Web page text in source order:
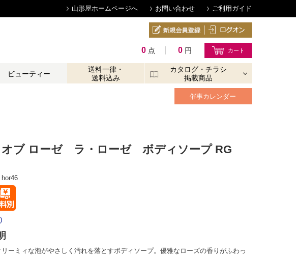
山形屋ホームページへ お問い合わせ ご利用ガイド
0 点 0 円
ビューティー
送料一律・
送料込み
カタログ・チラシ
掲載商品
催事カレンダー
オブ ローゼ ラ・ローゼ ボディソープ RG
hor46
)
リーミィな泡がやさしく汚れを落とすボディソープ。優雅なローズの香りがふわっ